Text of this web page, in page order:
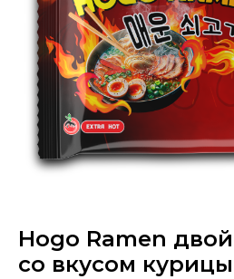
Hogo Ramen
со вкусом курицы